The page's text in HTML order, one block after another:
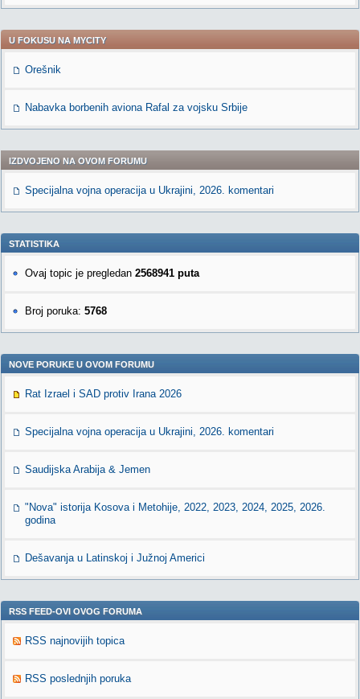
U FOKUSU NA MYCITY
Orešnik
Nabavka borbenih aviona Rafal za vojsku Srbije
IZDVOJENO NA OVOM FORUMU
Specijalna vojna operacija u Ukrajini, 2026. komentari
STATISTIKA
Ovaj topic je pregledan 2568941 puta
Broj poruka: 5768
NOVE PORUKE U OVOM FORUMU
Rat Izrael i SAD protiv Irana 2026
Specijalna vojna operacija u Ukrajini, 2026. komentari
Saudijska Arabija & Jemen
"Nova" istorija Kosova i Metohije, 2022, 2023, 2024, 2025, 2026.
godina
Dešavanja u Latinskoj i Južnoj Americi
RSS FEED-OVI OVOG FORUMA
RSS najnovijih topica
RSS poslednjih poruka